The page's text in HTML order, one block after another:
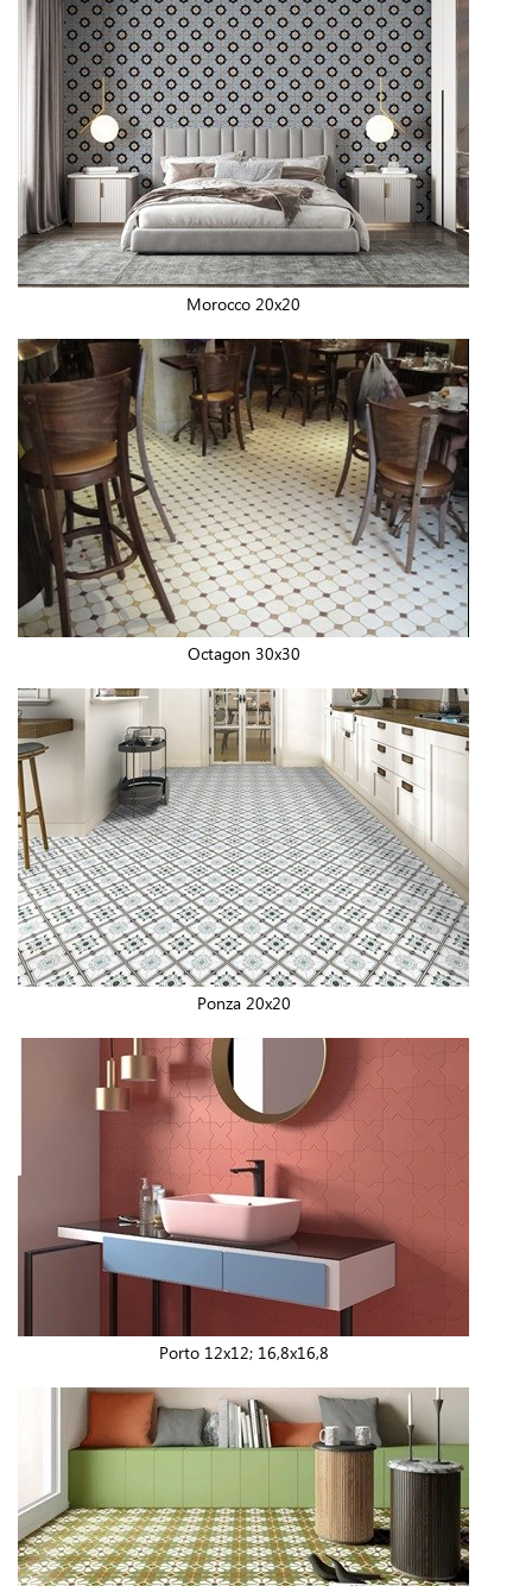
Morocco 20x20
Octagon 30x30
Ponza 20x20
Porto 12x12; 16,8x16,8